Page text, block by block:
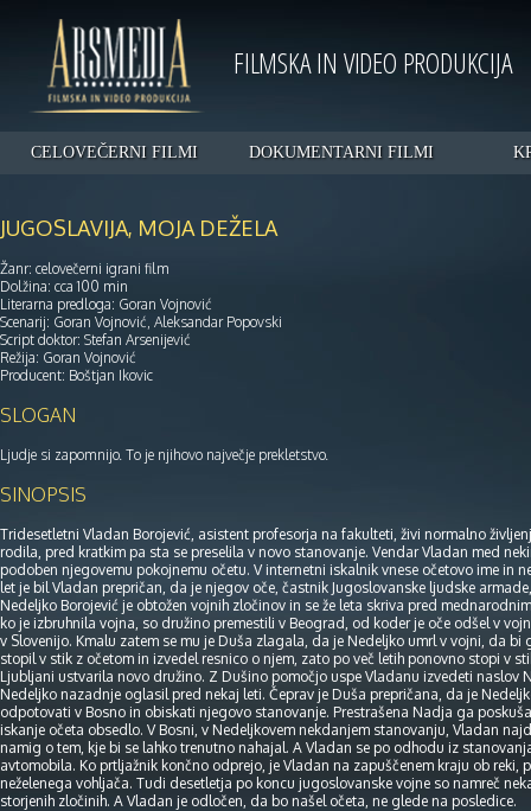
FILMSKA IN VIDEO PRODUKCIJA
CELOVEČERNI FILMI DOKUMENTARNI FILMI
JUGOSLAVIJA, MOJA DEŽELA
Žanr: celovečerni igrani film
Dolžina: cca 100 min
Literarna predloga: Goran Vojnović
Scenarij: Goran Vojnović, Aleksandar Popovski
Script doktor: Stefan Arsenijević
Režija: Goran Vojnović
Producent: Boštjan Ikovic
SLOGAN
Ljudje si zapomnijo. To je njihovo največje prekletstvo.
SINOPSIS
Tridesetletni Vladan Borojević, asistent profesorja na fakulteti, živi normalno
rodila, pred kratkim pa sta se preselila v novo stanovanje. Vendar Vladan med
podoben njegovemu pokojnemu očetu. V internetni iskalnik vnese očetovo ime in
let je bil Vladan prepričan, da je njegov oče, častnik Jugoslovanske ljudske
Nedeljko Borojević je obtožen vojnih zločinov in se že leta skriva pred
ko je izbruhnila vojna, so družino premestili v Beograd, od koder je oče odšel v
v Slovenijo. Kmalu zatem se mu je Duša zlagala, da je Nedeljko umrl v vojni, da
stopil v stik z očetom in izvedel resnico o njem, zato po več letih ponovno stopi v
Ljubljani ustvarila novo družino. Z Dušino pomočjo uspe Vladanu izvedeti naslov
Nedeljko nazadnje oglasil pred nekaj leti. Čeprav je Duša prepričana, da je
odpotovati v Bosno in obiskati njegovo stanovanje. Prestrašena Nadja ga
iskanje očeta obsedlo. V Bosni, v Nedeljkovem nekdanjem stanovanju, Vladan
namig o tem, kje bi se lahko trenutno nahajal. A Vladan se po odhodu iz
avtomobila. Ko prtljažnik končno odprejo, je Vladan na zapuščenem kraju ob
neželenega vohljača. Tudi desetletja po koncu jugoslovanske vojne so namreč
storjenih zločinih. A Vladan je odločen, da bo našel očeta, ne glede na posledice.